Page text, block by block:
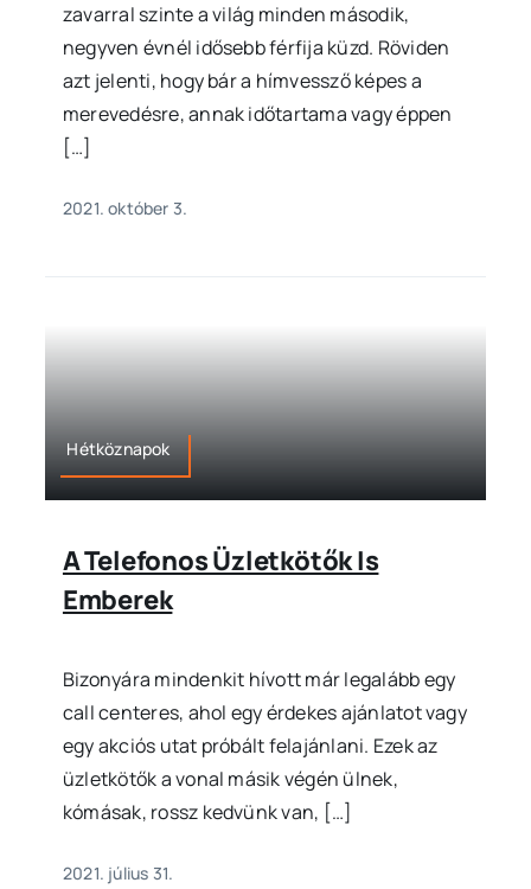
zavarral szinte a világ minden második,
negyven évnél idősebb férfija küzd. Röviden
azt jelenti, hogy bár a hímvessző képes a
merevedésre, annak időtartama vagy éppen
[…]
2021. október 3.
Hétköznapok
A Telefonos Üzletkötők Is
Emberek
Bizonyára mindenkit hívott már legalább egy
call centeres, ahol egy érdekes ajánlatot vagy
egy akciós utat próbált felajánlani. Ezek az
üzletkötők a vonal másik végén ülnek,
kómásak, rossz kedvünk van, […]
2021. július 31.